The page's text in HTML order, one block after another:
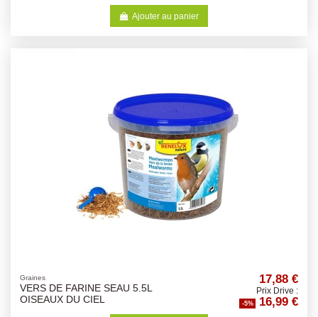
Ajouter au panier
Graines
VERS DE FARINE SEAU 5.5L
OISEAUX DU CIEL
17,88 €
Prix Drive :
-5% 16,99 €